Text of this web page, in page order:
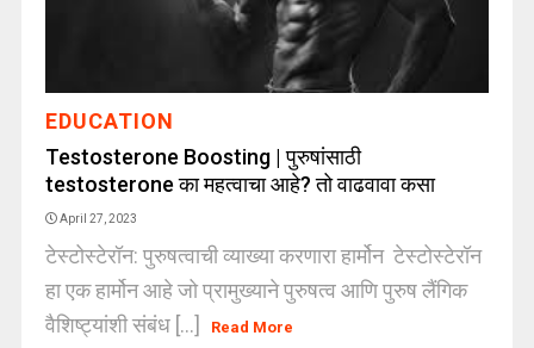
EDUCATION
Testosterone Boosting | पुरुषांसाठी
testosterone का महत्वाचा आहे? तो वाढवावा कसा
April 27, 2023
टेस्टोस्टेरॉन: पुरुषत्वाची व्याख्या करणारा हार्मोन टेस्टोस्टेरॉन
हा एक हार्मोन आहे जो प्रामुख्याने पुरुषत्व आणि पुरुष लैंगिक
वैशिष्ट्यांशी संबंध [...]
Read More